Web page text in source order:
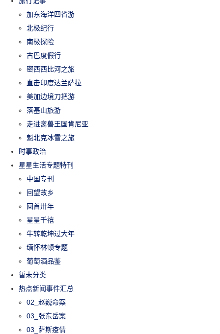
加东海洋四省游
北极纪行
南极探险
古巴度假行
密西西比河之旅
直击印度达兰萨拉
美加边境刀把游
落基山旅游
走进禽兽王国肯尼亚
魁北克冰雪之旅
时事政治
星星生活专题特刊
中国专刊
回望故乡
回首卅年
星星千禧
牛转乾坤过大年
缅怀林顿专题
葡萄酒品鉴
暂未分类
热点新闻事件汇总
02_赵巍命案
03_张东岳案
03_萨斯疫情